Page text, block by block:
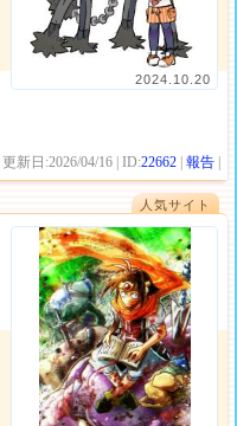
2024.10.20
| 更新日:2026/04/16 | ID:22662 |報告
人気サイト